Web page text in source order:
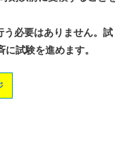
必要はありません。試
試験を進めます。